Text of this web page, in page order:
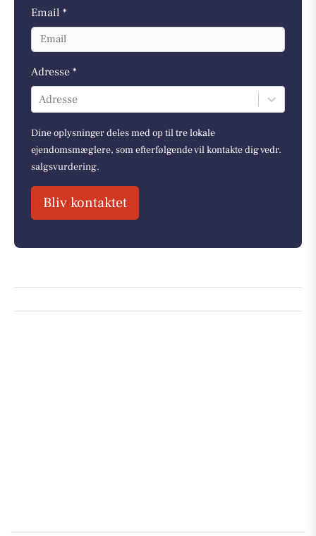
Email *
Adresse *
Adresse
Dine oplysninger deles med op til tre lokale
ejendomsmæglere, som efterfølgende vil kontakte dig vedr.
salgsvurdering.
Bliv kontaktet